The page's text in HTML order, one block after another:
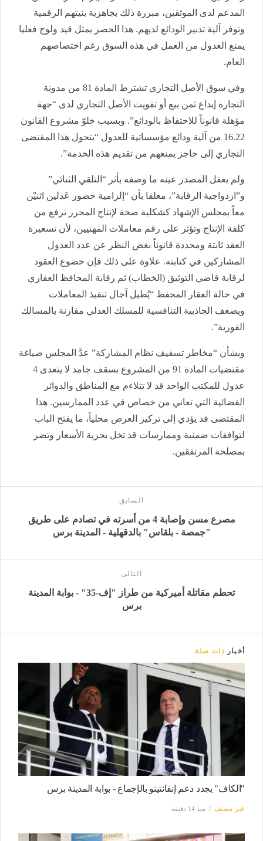
المدعم لدى الموثقين، مبررة ذلك بجاهزية بنيتهم الرقمية
وتوفر آلية تدبير الودائع لديهم. هذا الحصر يمثل قيد ولوج فعليا
يمنع العدول من العمل في هذه السوق رغم اختصاصهم
العام.
وفي سوق الأصل التجاري تشترط المادة 81 من مدونة
التجارة إيداع ثمن بيع أو تفويت الأصل التجاري لدى “جهة
مؤهلة قانوناً للاحتفاظ بالودائع”. وبسبب خلوّ مشروع القانون
16.22 من آلية ودائع مؤسساتية للعدول “يتحول هذا المقتضى
التجاري إلى حاجز يمنعهم من تقديم هذه الخدمة”.
ولم يغفل المصدر عينه ما وصفه بأثر “التلقي الثنائي”
و”ازدواجية الرقابة”، معلقا بأن “إلزامية حضور عَدلين اثنيْن
معاً بمجلس الإشهاد كشكلية صحة لإنتاج المحرر ترفع من
كلفة الإنتاج وتؤثر على رقم معاملات المهنيين، لأن تسعيرة
العقد ثابتة ومحددة قانوناً بغض النظر عن عدد العدول
المشاركين في كتابته. علاوة على ذلك فإن خضوع العقود
لرقابة قاضي التوثيق (الخطاب) ثم رقابة المحافظ العقاري
في حالة العقار المحفظ “يُطيل آجال تنفيذ المعاملات
ويضعف الجاذبية التنافسية للمسلك العدلي مقارنة بالمسالك
الفورية”.
وبشأن “مخاطر تسقيف نظام المشاركة” عدَّ المجلس صياغة
مقتضيات المادة 91 من المشروع بسقف جامد لا يتعدى 4
عدول للمكتب الواحد قد لا تتلاءم مع المناطق والدوائر
القضائية التي تعاني من خصاص في عدد الممارسين. هذا
المقتضى قد يؤدي إلى تركيز العرض محلياً، ما يفتح الباب
لتوافقات ضمنية وممارسات قد تخل بحرية الأسعار وتضر
بمصلحة المرتفقين.
السابق
مصرع مسن وإصابة 4 من أسرته في تصادم على طريق
"جمصة - بلقاس" بالدقهلية - المدينة برس
التالى
تحطم مقاتلة أميركية من طراز "إف-35" - بوابة المدينة
برس
أخبار ذات صلة
"الكاف" يجدد دعم إنفانتينو بالإجماع - بوابة المدينة برس
غير مصنف منذ 14 دقيقة